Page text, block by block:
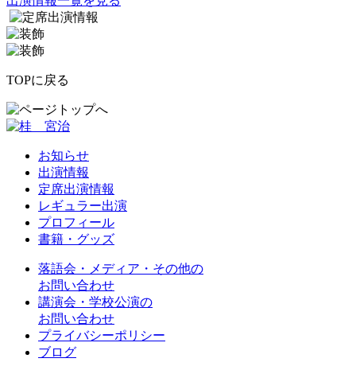
TOPに戻る
お知らせ
出演情報
定席出演情報
レギュラー出演
プロフィール
書籍・グッズ
落語会・メディア・その他の
お問い合わせ
講演会・学校公演の
お問い合わせ
プライバシーポリシー
ブログ